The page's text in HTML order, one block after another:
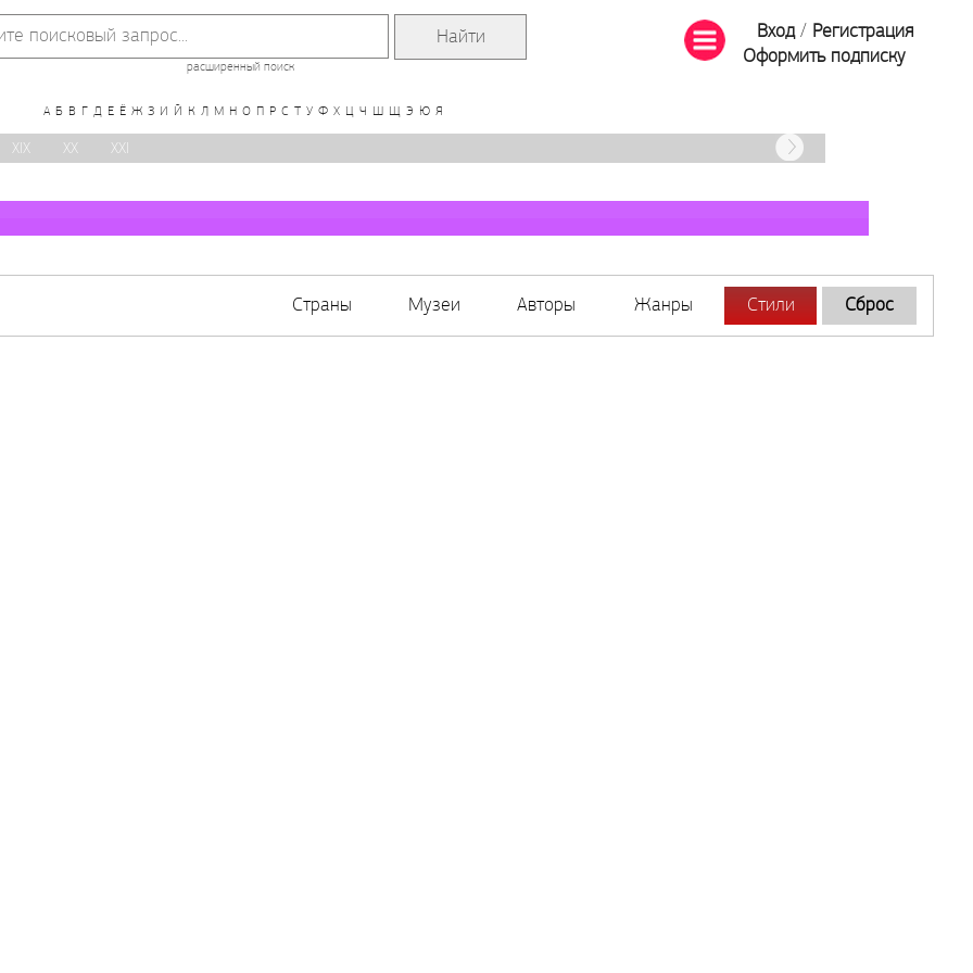
расширенный поиск
Вход/ Регистрация
Оформить подписку
А Б В Г Д Е Ё Ж З И Й К Л М Н О П Р С Т У Ф Х Ц Ч Ш Щ Э Ю Я
XIX XX XXI
Страны Музеи Авторы Жанры Стили Сброс